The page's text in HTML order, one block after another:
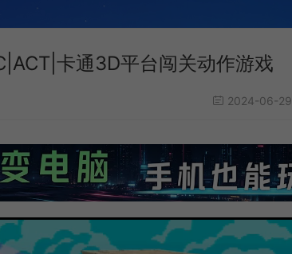
卡通3D平台闯关动作游戏
2024-06-29